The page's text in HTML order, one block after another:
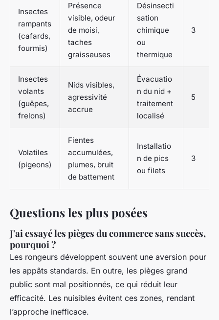
Insectes
rampants
(cafards,
fourmis)
Présence
visible, odeur
de moisi,
taches
graisseuses
Désinsecti
sation
chimique
ou
thermique
3
Insectes
volants
(guêpes,
frelons)
Nids visibles,
agressivité
accrue
Évacuatio
n du nid +
traitement
localisé
5
Volatiles
(pigeons)
Fientes
accumulées,
plumes, bruit
de battement
Installatio
n de pics
ou filets
3
Questions les plus posées
J'ai essayé les pièges du commerce sans succès,
pourquoi ?
Les rongeurs développent souvent une aversion pour
les appâts standards. En outre, les pièges grand
public sont mal positionnés, ce qui réduit leur
efficacité. Les nuisibles évitent ces zones, rendant
l’approche inefficace.